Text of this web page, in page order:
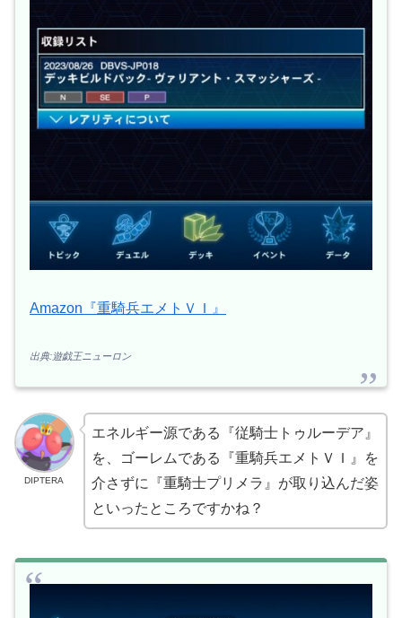
Amazon『重騎兵エメトＶＩ』
出典:遊戯王ニューロン
DIPTERA
エネルギー源である『従騎士トゥルーデア』
を、ゴーレムである『重騎兵エメトＶＩ』を
介さずに『重騎士プリメラ』が取り込んだ姿
といったところですかね？